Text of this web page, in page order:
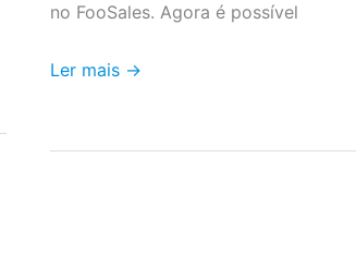
no FooSales. Agora é possível
Ler mais →